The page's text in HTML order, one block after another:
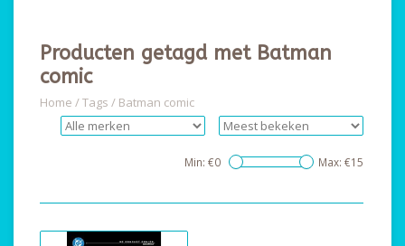
Producten getagd met Batman
comic
Home /Tags / Batman comic
Min: €0 Max: €15